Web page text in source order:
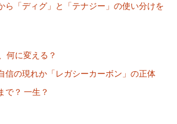
ら「ディグ」と「テナジー」の使い分けを
何に変える？
信の現れか「レガシーカーボン」の正体
で？ 一生？